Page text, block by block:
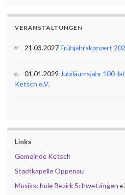
VERANSTALTUNGEN
21.03.2027Frühjahrskonzert
01.01.2029 Jubiläumsjahr 100
Ketsch e.V.
Links
Gemeinde Ketsch
Stadtkapelle Oppenau
Musikschule Bezirk Schwetzingen